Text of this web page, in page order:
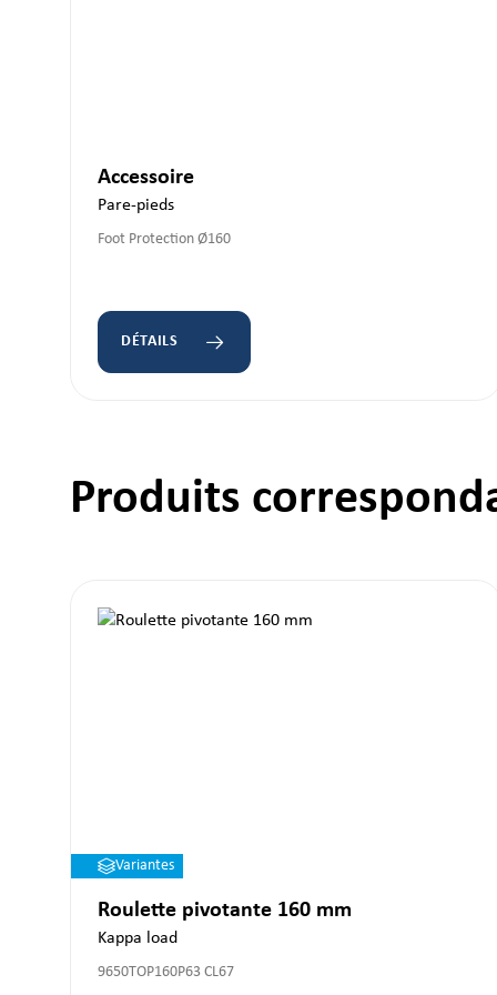
Accessoire
Pare-pieds
Foot Protection Ø160
DÉTAILS
Ignorer la galerie de produits
Produits
Variantes
Roulette pivotante 160 mm
Kappa load
9650TOP160P63 CL67